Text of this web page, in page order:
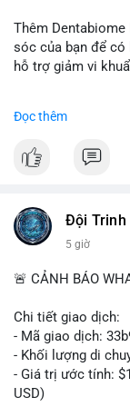
Thêm
sóc của bạn để có
hỗ trợ giảm vi
lớn cho nụ cười
#dentabiome
Đọc thêm
Đội Trinh
5 giờ
🚨 CẢNH BÁO
Chi tiết giao dịch:
- Mã giao dịch:
- Khối lượng di
- Giá trị ước tính:
USD)